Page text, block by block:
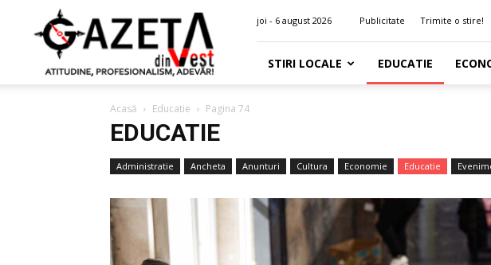
Gazeta
din
Vest
joi - 6 august 2026 Publicitate Trimite o stire!
STIRI LOCALE EDUCATIE
Acasă Educatie Pagina 74
EDUCATIE
Administratie Ancheta Anunturi Cultura Economie Educatie